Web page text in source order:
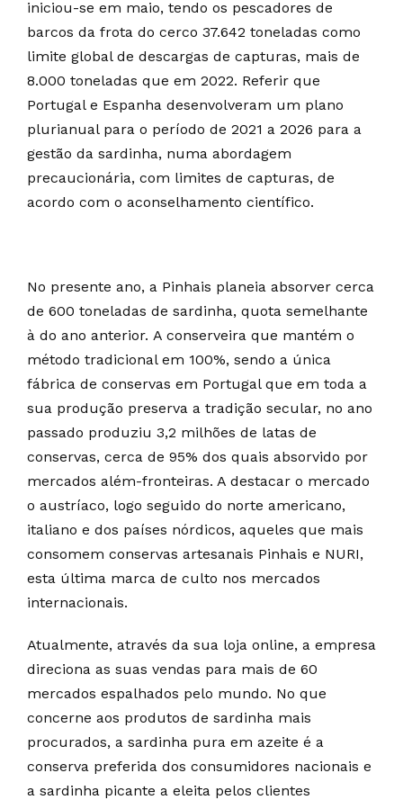
iniciou-se em maio, tendo os pescadores de
barcos da frota do cerco 37.642 toneladas como
limite global de descargas de capturas, mais de
8.000 toneladas que em 2022. Referir que
Portugal e Espanha desenvolveram um plano
plurianual para o período de 2021 a 2026 para a
gestão da sardinha, numa abordagem
precaucionária, com limites de capturas, de
acordo com o aconselhamento científico.
No presente ano, a Pinhais planeia absorver cerca
de 600 toneladas de sardinha, quota semelhante
à do ano anterior. A conserveira que mantém o
método tradicional em 100%, sendo a única
fábrica de conservas em Portugal que em toda a
sua produção preserva a tradição secular, no ano
passado produziu 3,2 milhões de latas de
conservas, cerca de 95% dos quais absorvido por
mercados além-fronteiras. A destacar o mercado
o austríaco, logo seguido do norte americano,
italiano e dos países nórdicos, aqueles que mais
consomem conservas artesanais Pinhais e NURI,
esta última marca de culto nos mercados
internacionais.
Atualmente, através da sua loja online, a empresa
direciona as suas vendas para mais de 60
mercados espalhados pelo mundo. No que
concerne aos produtos de sardinha mais
procurados, a sardinha pura em azeite é a
conserva preferida dos consumidores nacionais e
a sardinha picante a eleita pelos clientes